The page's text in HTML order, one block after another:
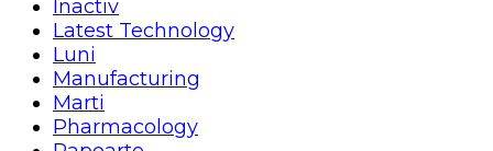
Inactiv
Latest Technology
Luni
Manufacturing
Marti
Pharmacology